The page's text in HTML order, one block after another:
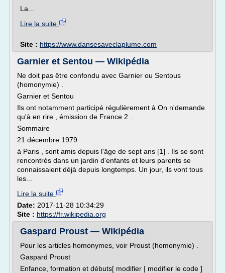
La...
Lire la suite
Site : https://www.dansesaveclaplume.com
Garnier et Sentou — Wikipédia
Ne doit pas être confondu avec Garnier ou Sentous
(homonymie) .
Garnier et Sentou
Ils ont notamment participé régulièrement à On n'demande
qu'à en rire , émission de France 2 .
Sommaire
21 décembre 1979
à Paris , sont amis depuis l'âge de sept ans [1] . Ils se sont
rencontrés dans un jardin d'enfants et leurs parents se
connaissaient déjà depuis longtemps. Un jour, ils vont tous
les...
Lire la suite
Date: 2017-11-28 10:34:29
Site : https://fr.wikipedia.org
Gaspard Proust — Wikipédia
Pour les articles homonymes, voir Proust (homonymie) .
Gaspard Proust
Enfance, formation et débuts[ modifier | modifier le code ]